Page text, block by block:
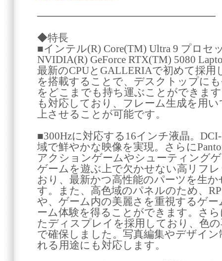
────────────────────────
◆特長
■インテル(R) Core(TM) Ultra 9 プロセ
NVIDIA(R) GeForce RTX(TM) 5080
最新のCPUとGALLERIAで初めて採用
を搭載することで、デスクトップに
をどこまでも持ち運ぶことができま
も対応しており、フレーム生成を用
上させることが可能です。
■300Hzに対応する16インチ液晶。
域で鮮やかな映像を実現。さらに
アクションゲームやシューティング
ゲームを遊ぶ上で欠かせない高リフ
おり、最新かつ高性能のパーツを生
す。また、高色域のパネルのため、
や、ゲーム内の美麗さを重視するゲ
ーム体験を得ることができます。さら
たディスプレイを採用しており、色
で確保しました。写真編集やデザイ
れる用途にも対応します。